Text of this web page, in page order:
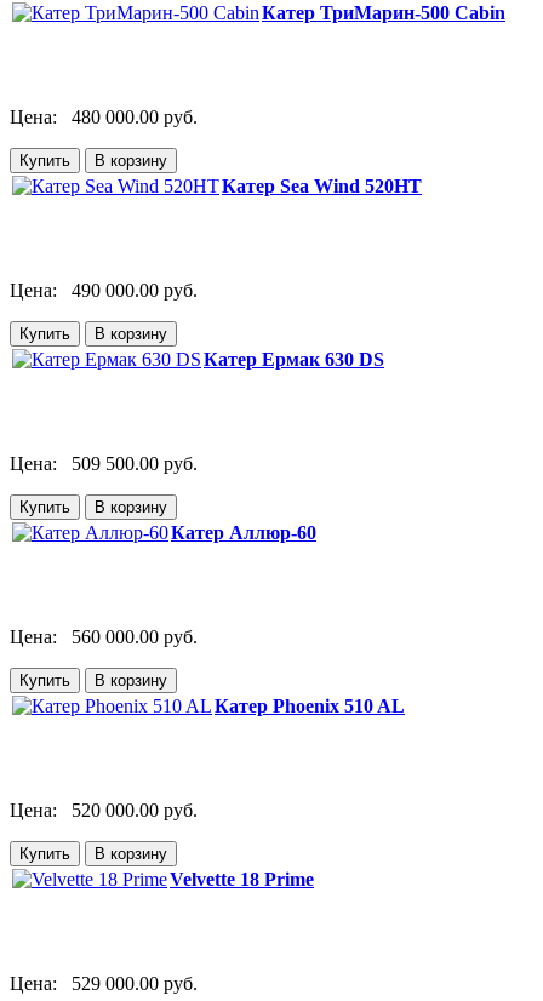
Катер ТриМарин-500 Cabin
Цена: 480 000.00 руб.
Катер Sea Wind 520HT
Цена: 490 000.00 руб.
Катер Ермак 630 DS
Цена: 509 500.00 руб.
Катер Аллюр-60
Цена: 560 000.00 руб.
Катер Phoenix 510 AL
Цена: 520 000.00 руб.
Velvette 18 Prime
Цена: 529 000.00 руб.